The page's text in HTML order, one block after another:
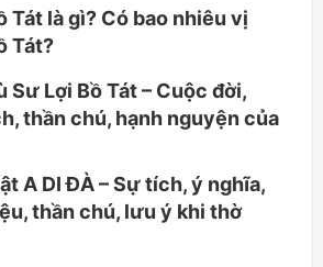
Tát là gì? Có bao nhiêu vị
Tát?
Sư Lợi Bồ Tát – Cuộc đời,
thần chú, hạnh nguyện của
A DI ĐÀ – Sự tích, ý nghĩa,
thần chú, lưu ý khi thờ